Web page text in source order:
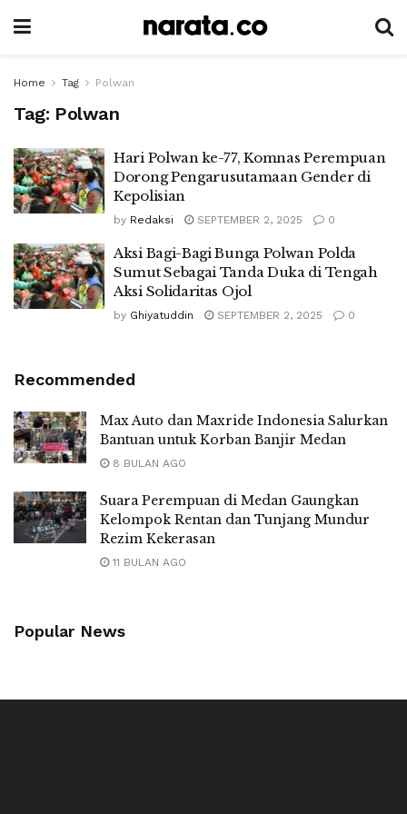
Home Tag Polwan
Tag: Polwan
Hari Polwan ke-77, Komnas Perempuan
Dorong Pengarusutamaan Gender di
Kepolisian
by Redaksi SEPTEMBER 2, 2025 0
Aksi Bagi-Bagi Bunga Polwan Polda
Sumut Sebagai Tanda Duka di Tengah
Aksi Solidaritas Ojol
by Ghiyatuddin SEPTEMBER 2, 2025 0
Recommended
Max Auto dan Maxride Indonesia Salurkan
Bantuan untuk Korban Banjir Medan
8 BULAN AGO
Suara Perempuan di Medan Gaungkan
Kelompok Rentan dan Tunjang Mundur
Rezim Kekerasan
11 BULAN AGO
Popular News